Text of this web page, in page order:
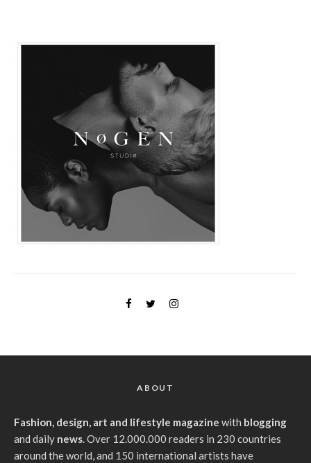
ABOUT
Fashion, design, art and lifestyle magazine with blogging
and daily news. Over 12.000.000 readers in 230 countries
around the world, and 150 international artists have